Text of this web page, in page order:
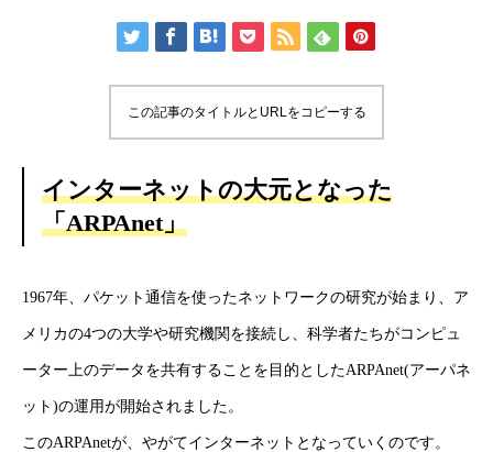
この記事のタイトルとURLをコピーする
インターネットの大元となった
「ARPAnet」
1967年、パケット通信を使ったネットワークの研究が始まり、ア
メリカの4つの大学や研究機関を接続し、科学者たちがコンピュ
ーター上のデータを共有することを目的としたARPAnet(アーパネ
ット)の運用が開始されました。
このARPAnetが、やがてインターネットとなっていくのです。